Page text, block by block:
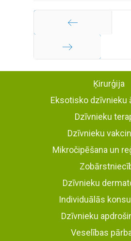
Iepriekšējā
Turpināt
Ķirurģija
Eksotisko dzīvnieku
Dzīvnieku
Dzīvnieku
Mikročipēšana un
Dzīvnieku
Individuālās
Dzīvnieku
Veselības